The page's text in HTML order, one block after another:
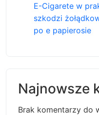
E-Cigarete w
szkodzi
po e papierosie
Najnowsze
Brak komentarzy do